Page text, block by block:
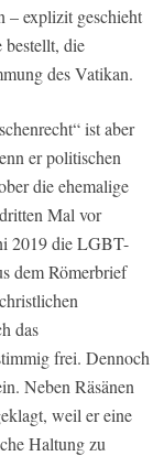
– explizit geschieht
bestellt, die
des Vatikan.
ist aber
er politischen
die ehemalige
Mal vor
2019 die LGBT-
dem Römerbrief
das
frei. Dennoch
Neben Räsänen
weil er eine
Haltung zu